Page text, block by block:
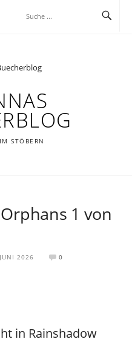
STÖBERN
1 von
2026 0
in Rainshadow